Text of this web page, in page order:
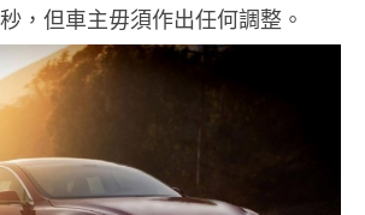
，但車主毋須作出任何調整。